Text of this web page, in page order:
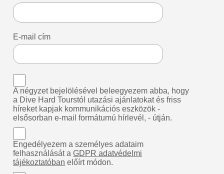
E-mail cím
A négyzet bejelölésével beleegyezem abba, hogy
a Dive Hard Tourstól utazási ajánlatokat és friss
híreket kapjak kommunikációs eszközök -
elsősorban e-mail formátumú hírlevél, - útján.
Engedélyezem a személyes adataim
felhasználását aGDPR adatvédelmi
tájékoztatóban előírt módon.